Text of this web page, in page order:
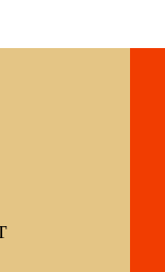
машине
температуре